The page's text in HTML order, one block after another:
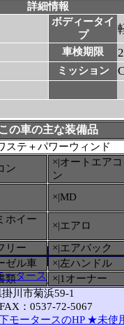
詳細情報
ボディータイ
プ
車検期限
ミッション
この車の主な装備品
ステ＋パワーウィンド
ン
×|オートエアコ
ン
×|MD
ホイー
×|エアロ
リー
×|エアバック
ゼル車
×|左ハンドル
類 ×|1オーナー
ータース
川市菊浜59-1
：0537-72-5067
モータースのHP ★未使